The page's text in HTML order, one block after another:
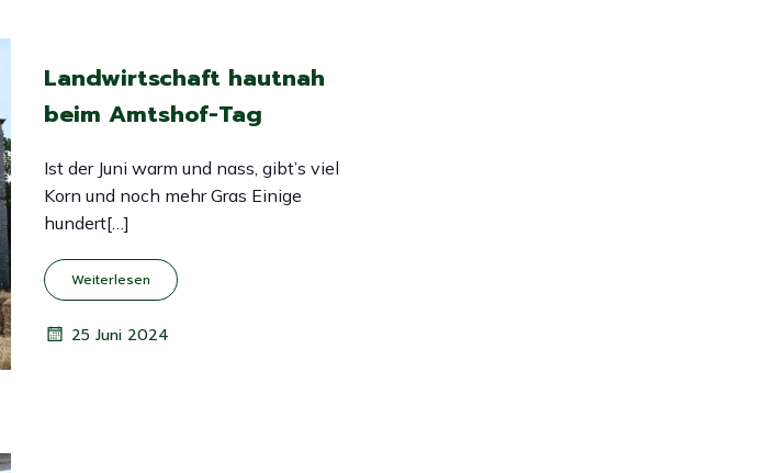
Landwirtschaft hautnah
beim Amtshof-Tag
Ist der Juni warm und nass, gibt’s viel
Korn und noch mehr Gras Einige
hundert[…]
Weiterlesen
25 Juni 2024